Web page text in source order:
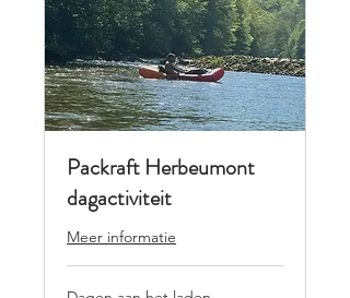
Packraft Herbeumont
dagactiviteit
Meer informatie